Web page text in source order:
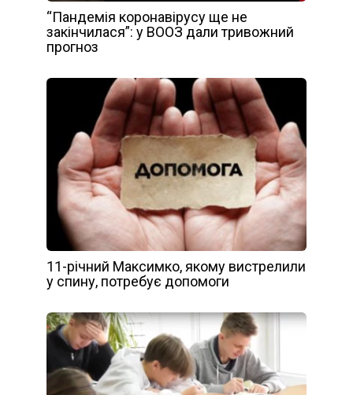
“Пандемія коронавірусу ще не
закінчилася”: у ВООЗ дали тривожний
прогноз
11-річний Максимко, якому вистрелили
у спину, потребує допомоги